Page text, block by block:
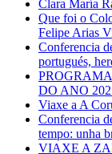
Clara María
Que foi o
Felipe Arias
Conferencia
portugués,
DO ANO
Viaxe a A
Conferencia
tempo: unha
VIAXE A